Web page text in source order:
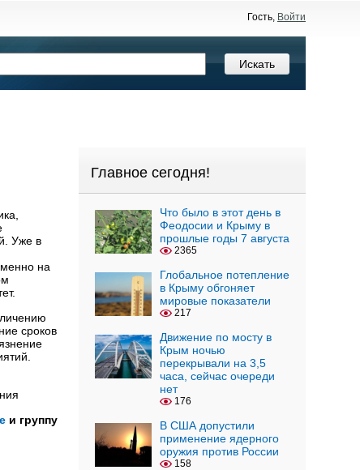
Гость, Войти
Уже в
на
сроков
и группу
Главное сегодня!
Что было в этот день в
Феодосии и Крыму в
прошлые годы 7 августа
2365
Глобальное потепление
в Крыму обгоняет
мировые показатели
217
Движение по мосту в
Крым ночью
перекрывали на 3,5
часа, сейчас очереди
нет
176
В США допустили
применение ядерного
оружия против России
158